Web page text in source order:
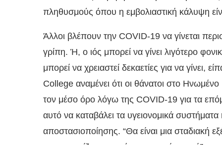
πληθυσμούς όπου η εμβολιαστική κάλυψη
Άλλοι βλέπουν την COVID-19 να γίνεται
γρίπη. Ή, ο ιός μπορεί να γίνει λιγότερο
μπορεί να χρειαστεί δεκαετίες για να
College αναμένει ότι οι θάνατοι στο
τον μέσο όρο λόγω της COVID-19 για τα
αυτό να καταβάλει τα υγειονομικά
αποστασιοποίησης. “Θα είναι μια σταδιακή